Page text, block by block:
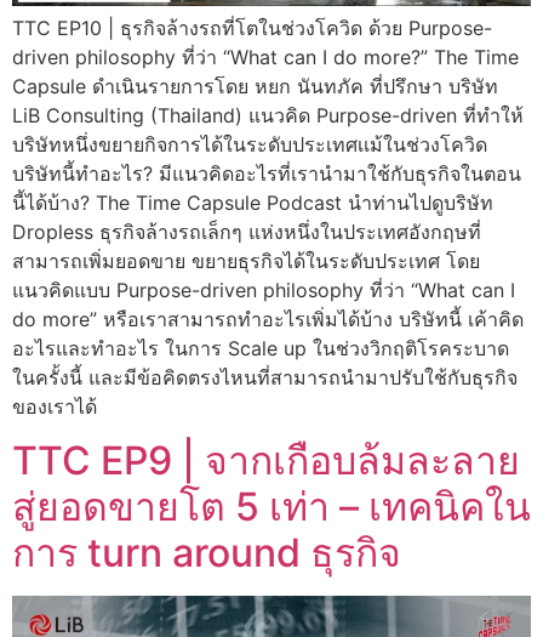
TTC EP10 | ธุรกิจล้างรถที่โตในช่วงโควิด ด้วย Purpose-
driven philosophy ที่ว่า “What can I do more?” The Time
Capsule ดำเนินรายการโดย หยก นันทภัค ที่ปรึกษา บริษัท
LiB Consulting (Thailand) แนวคิด Purpose-driven ที่ทำให้
บริษัทหนึ่งขยายกิจการได้ในระดับประเทศเเม้ในช่วงโควิด
บริษัทนี้ทำอะไร? มีแนวคิดอะไรที่เรานำมาใช้กับธุรกิจในตอน
นี้ได้บ้าง? The Time Capsule Podcast นำท่านไปดูบริษัท
Dropless ธุรกิจล้างรถเล็กๆ แห่งหนึ่งในประเทศอังกฤษที่
สามารถเพิ่มยอดขาย ขยายธุรกิจได้ในระดับประเทศ โดย
แนวคิดแบบ Purpose-driven philosophy ที่ว่า “What can I
do more” หรือเราสามารถทำอะไรเพิ่มได้บ้าง บริษัทนี้ เค้าคิด
อะไรและทำอะไร ในการ Scale up ในช่วงวิกฤติโรคระบาด
ในครั้งนี้ และมีข้อคิดตรงไหนที่สามารถนำมาปรับใช้กับธุรกิจ
ของเราได้
TTC EP9 | จากเกือบล้มละลาย
สู่ยอดขายโต 5 เท่า – เทคนิคใน
การ turn around ธุรกิจ